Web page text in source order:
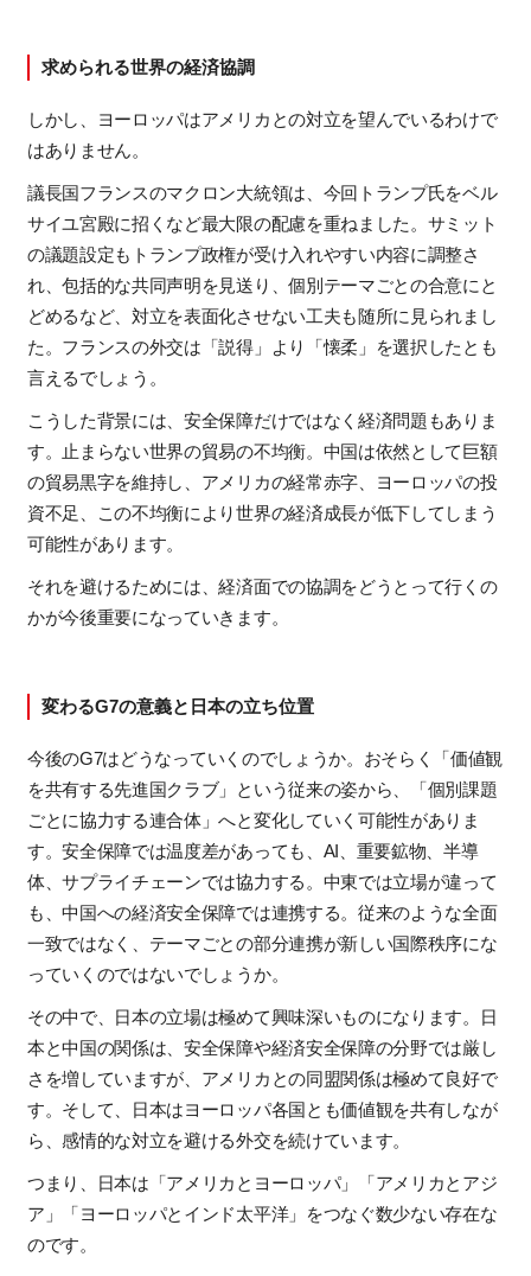
求められる世界の経済協調
しかし、ヨーロッパはアメリカとの対立を望んでいるわけで
はありません。
議長国フランスのマクロン大統領は、今回トランプ氏をベル
サイユ宮殿に招くなど最大限の配慮を重ねました。サミット
の議題設定もトランプ政権が受け入れやすい内容に調整さ
れ、包括的な共同声明を見送り、個別テーマごとの合意にと
どめるなど、対立を表面化させない工夫も随所に見られまし
た。フランスの外交は「説得」より「懐柔」を選択したとも
言えるでしょう。
こうした背景には、安全保障だけではなく経済問題もありま
す。止まらない世界の貿易の不均衡。中国は依然として巨額
の貿易黒字を維持し、アメリカの経常赤字、ヨーロッパの投
資不足、この不均衡により世界の経済成長が低下してしまう
可能性があります。
それを避けるためには、経済面での協調をどうとって行くの
かが今後重要になっていきます。
変わるG7の意義と日本の立ち位置
今後のG7はどうなっていくのでしょうか。おそらく「価値観
を共有する先進国クラブ」という従来の姿から、「個別課題
ごとに協力する連合体」へと変化していく可能性がありま
す。安全保障では温度差があっても、 AI 、重要鉱物、半導
体、サプライチェーンでは協力する。中東では立場が違って
も、中国への経済安全保障では連携する。従来のような全面
一致ではなく、テーマごとの部分連携が新しい国際秩序にな
っていくのではないでしょうか。
その中で、日本の立場は極めて興味深いものになります。日
本と中国の関係は、安全保障や経済安全保障の分野では厳し
さを増していますが、アメリカとの同盟関係は極めて良好で
す。そして、日本はヨーロッパ各国とも価値観を共有しなが
ら、感情的な対立を避ける外交を続けています。
つまり、日本は「アメリカとヨーロッパ」「アメリカとアジ
ア」「ヨーロッパとインド太平洋」をつなぐ数少ない存在な
のです。